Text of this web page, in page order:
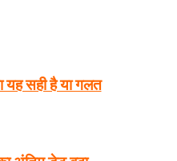
यह सही है या गलत